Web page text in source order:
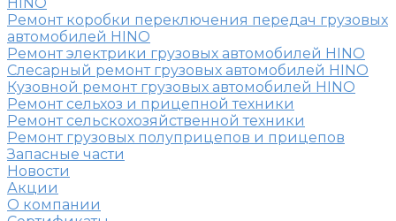
Ремонт коробки переключения передач грузовых
автомобилей HINO
Ремонт электрики грузовых автомобилей HINO
Слесарный ремонт грузовых автомобилей HINO
Кузовной ремонт грузовых автомобилей HINO
Ремонт сельхоз и прицепной техники
Ремонт сельскохозяйственной техники
Ремонт грузовых полуприцепов и прицепов
Запасные части
Новости
Акции
О компании